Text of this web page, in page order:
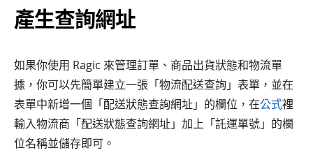
產生查詢網址
如果你使用 Ragic 來管理訂單、商品出貨狀態和物流單
據，你可以先簡單建立一張「物流配送查詢」表單，並在
表單中新增一個「配送狀態查詢網址」的欄位，在公式裡
輸入物流商「配送狀態查詢網址」加上「託運單號」的欄
位名稱並儲存即可。